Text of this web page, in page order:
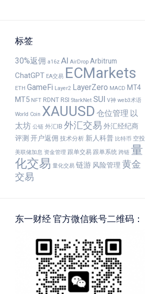
标签
30%返佣 a16z AI AirDrop Arbitrum
ChatGPT EA交易 ECMarkets
ETH GameFi Layer2 LayerZero MACD MT4
MT5 NFT RDNT RSI StarkNet SUI V神 web3术语
World Coin XAUUSD 仓位管理 以
太坊 公链 外汇IB 外汇交易 外汇经纪商
评测 开户返佣 技术分析 新人科普 比特币 空投
美联储加息 资金管理 跟单交易 跟单系统 跨链 量
化交易 量化交易 链游 风险管理 黄金
交易
东一财经 官方微信账号二维码：